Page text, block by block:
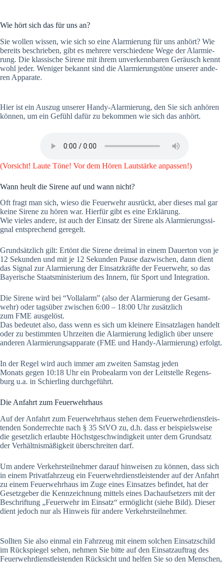
Wie hört sich das für uns an?
Sie wol­len wis­sen, wie sich so eine Alar­mie­rung für uns anhört? Wie
bereits beschrie­ben, gibt es meh­re­re ver­schie­de­ne Wege der Alar­mie­
rung. Die klas­si­sche Sire­ne mit ihrem unver­kenn­ba­ren Geräusch kennt
wohl jeder. Weni­ger bekannt sind die Alar­mie­rungs­tö­ne unse­rer ande­
ren Appa­ra­te.
Hier ist ein Aus­zug unse­rer Han­dy-Alar­mie­rung, den Sie sich anhö­ren
kön­nen, um ein Gefühl dafür zu bekom­men wie sich das anhört.
(Vor­sicht! Lau­te Töne! Vor dem Hören Laut­stär­ke anpas­sen!)
Wann heult die Sire­ne auf und wann nicht?
Oft fragt man sich, wie­so die Feu­er­wehr aus­rückt, aber die­ses mal gar
kei­ne Sire­ne zu hören war. Hier­für gibt es eine Erklä­rung.
Wie vie­les ande­re, ist auch der Ein­satz der Sire­ne als Alar­mie­rungs­si­
gnal ent­spre­chend gere­gelt.
Grund­sätz­lich gilt: Ertönt die Sire­ne drei­mal in einem Dau­er­ton von je
12 Sekun­den und mit je 12 Sekun­den Pau­se dazwi­schen, dann dient
das Signal zur Alar­mie­rung der Ein­satz­kräf­te der Feu­er­wehr, so das
Baye­ri­sche Staats­mi­nis­te­ri­um des Innern, für Sport und Inte­gra­ti­on.
Die Sire­ne wird bei “Voll­alarm” (also der Alar­mie­rung der Gesamt­
wehr) oder tags­über zwi­schen 6:00 – 18:00 Uhr zusätz­lich
zum FME aus­ge­löst.
Das bedeu­tet also, dass wenn es sich um klei­ne­re Ein­satz­la­gen han­delt
oder zu bestimm­ten Uhr­zei­ten die Alar­mie­rung ledig­lich über unse­re
ande­ren Alar­mie­rungs­ap­pa­ra­te (FME und Han­dy-Alar­mie­rung) erfolgt.
In der Regel wird auch immer am zwei­ten Sams­tag jeden
Monats gegen 10:18 Uhr ein Pro­be­alarm von der Leit­stel­le Regens­
burg u.a. in Schier­ling durch­ge­führt.
Die Anfahrt zum Feu­er­wehr­haus
Auf der Anfahrt zum Feu­er­wehr­haus ste­hen dem Feu­er­wehr­dienst­leis­
ten­den Son­der­rech­te nach § 35 StVO zu, d.h. dass er bei­spiels­wei­se
die gesetz­lich erlaub­te Höchst­ge­schwin­dig­keit unter dem Grund­satz
der Ver­hält­nis­mä­ßig­keit über­schrei­ten darf.
Um ande­re Ver­kehrs­teil­neh­mer dar­auf hin­wei­sen zu kön­nen, dass sich
in einem Pri­vat­fahr­zeug ein Feu­er­wehr­dienst­leis­ten­der auf der Anfahrt
zu einem Feu­er­wehr­haus im Zuge eines Ein­sat­zes befin­det, hat der
Gesetz­ge­ber die Kenn­zeich­nung mit­tels eines Dach­auf­set­zers mit der
Beschrif­tung „Feu­er­wehr im Ein­satz“ ermög­licht (sie­he Bild). Die­ser
dient jedoch nur als Hin­weis für ande­re Ver­kehrs­teil­neh­mer.
Soll­ten Sie also ein­mal ein Fahr­zeug mit einem sol­chen Ein­satz­schild
im Rück­spie­gel sehen, neh­men Sie bit­te auf den Ein­satz­auf­trag des
Feu­er­wehr­dienst­leis­ten­den Rück­sicht und hel­fen Sie so den Men­schen,